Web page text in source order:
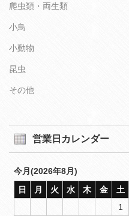
爬虫類・両生類
小鳥
小動物
昆虫
その他
営業日カレンダー
今月(2026年8月)
日
月 火 水 木 金
土
1